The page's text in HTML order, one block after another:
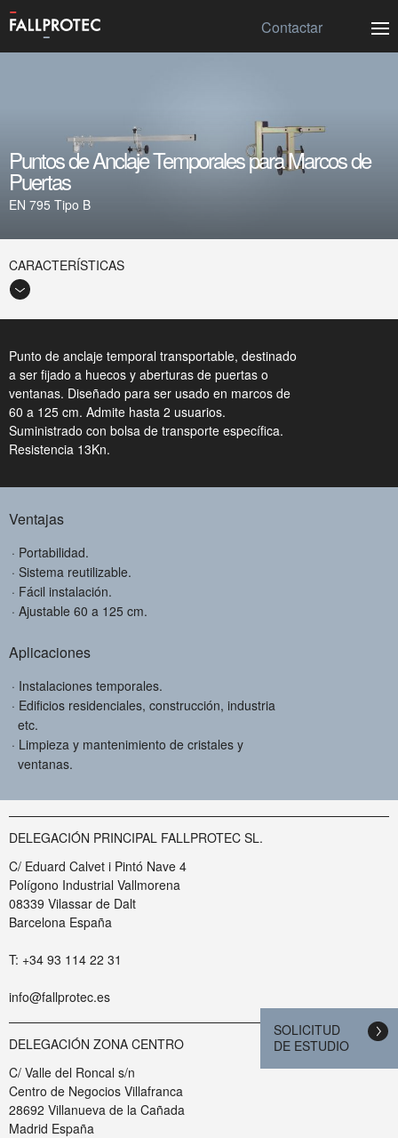
SOLICITUD
DE ESTUDIO
Contactar
Puntos de Anclaje Temporales para Marcos de
Puertas
EN 795 Tipo B
CARACTERÍSTICAS
Punto de anclaje temporal transportable, destinado
a ser fijado a huecos y aberturas de puertas o
ventanas. Diseñado para ser usado en marcos de
60 a 125 cm. Admite hasta 2 usuarios.
Suministrado con bolsa de transporte específica.
Resistencia 13Kn.
Ventajas
Portabilidad.
Sistema reutilizable.
Fácil instalación.
Ajustable 60 a 125 cm.
Aplicaciones
Instalaciones temporales.
Edificios residenciales, construcción, industria
etc.
Limpieza y mantenimiento de cristales y
ventanas.
DELEGACIÓN PRINCIPAL FALLPROTEC SL.
C/ Eduard Calvet i Pintó Nave 4
Polígono Industrial Vallmorena
08339 Vilassar de Dalt
Barcelona España
T: +34 93 114 22 31
info@fallprotec.es
DELEGACIÓN ZONA CENTRO
C/ Valle del Roncal s/n
Centro de Negocios Villafranca
28692 Villanueva de la Cañada
Madrid España